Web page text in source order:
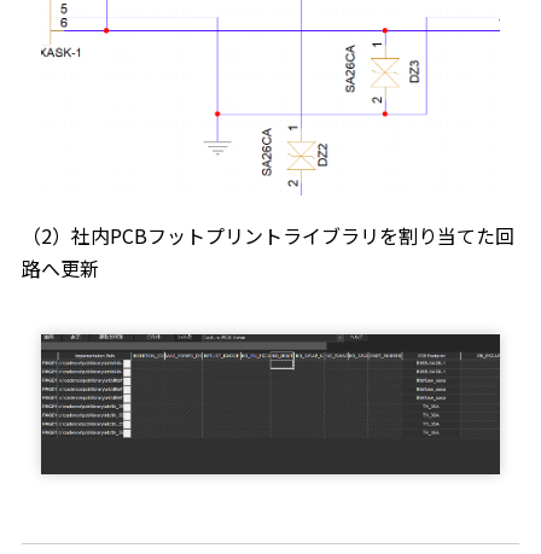
（2）社内PCBフットプリントライブラリを割り当てた回
路へ更新